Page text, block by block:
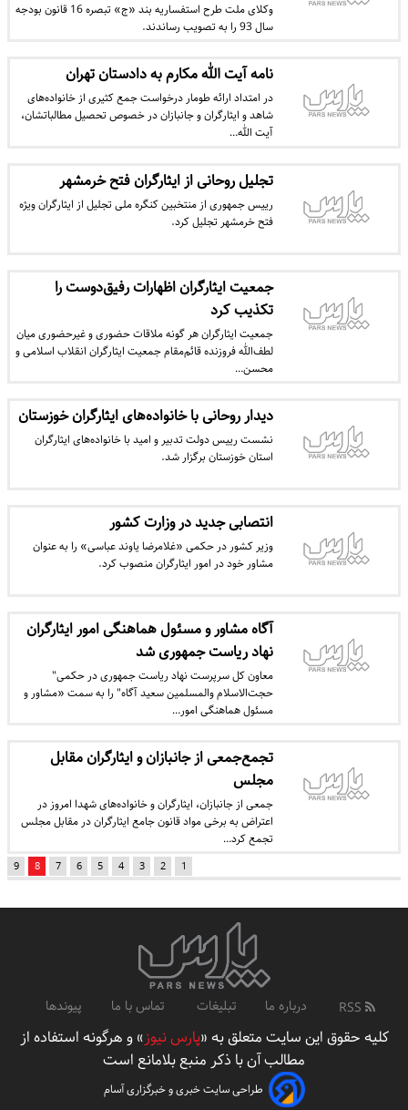
وکلای ملت طرح استفساریه بند «ج» تبصره 16 قانون بودجه
سال 93 را به تصویب رساندند.
نامه آیت الله مکارم به دادستان تهران
در امتداد ارائه طومار درخواست جمع کثیری از خانواده‌های
شاهد و ایثارگران و جانبازان در خصوص تحصیل مطالباتشان،
آیت الله…
تجلیل روحانی از ایثارگران فتح خرمشهر
رییس‌ جمهوری از منتخبین کنگره ملی تجلیل از ایثارگران ویژه
فتح خرمشهر تجلیل کرد.
جمعیت ایثارگران اظهارات رفیق‌دوست را
تکذیب کرد
جمعیت ایثارگران هر گونه ملاقات حضوری و غیرحضوری میان
لطف‌الله فروزنده قائم‌مقام جمعیت ایثارگران انقلاب اسلامی و
محسن…
دیدار روحانی با خانواده‌های ایثارگران خوزستان
نشست رییس دولت تدبیر و امید با خانواده‌های ایثارگران
استان خوزستان برگزار شد.
انتصابی جدید در وزارت کشور
وزیر کشور در حکمی «غلامرضا یاوند عباسی» را به عنوان
مشاور خود در امور ایثارگران منصوب کرد.
آگاه مشاور و مسئول هماهنگی امور ایثارگران
نهاد ریاست جمهوری شد
معاون کل سرپرست نهاد ریاست جمهوری در حکمی"
حجت‌الاسلام والمسلمین سعید آگاه" را به سمت «مشاور و
مسئول هماهنگی امور…
تجمع‌جمعی از جانبازان و ایثارگران مقابل
مجلس
جمعی از جانبازان، ایثارگران و خانواده‌های شهدا امروز در
اعتراض به برخی مواد قانون جامع ایثارگران در مقابل مجلس
تجمع کرد…
1
2
3
4
5
6
7
8
9
درباره ما تبلیغات تماس با ما پیوندها
کلیه حقوق این سایت متعلق به «پارس نیوز» و هرگونه استفاده از
مطالب آن با ذکر منبع بلامانع است
طراحی سایت خبری و خبرگزاری آسام